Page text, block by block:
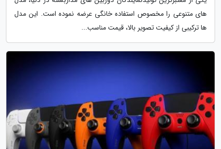
های متنوعی را مخصوص استفاده خانگی عرضه نموده است. این مدل
ها ترکیبی از کیفیت تصویر بالا، قیمت مناسب...